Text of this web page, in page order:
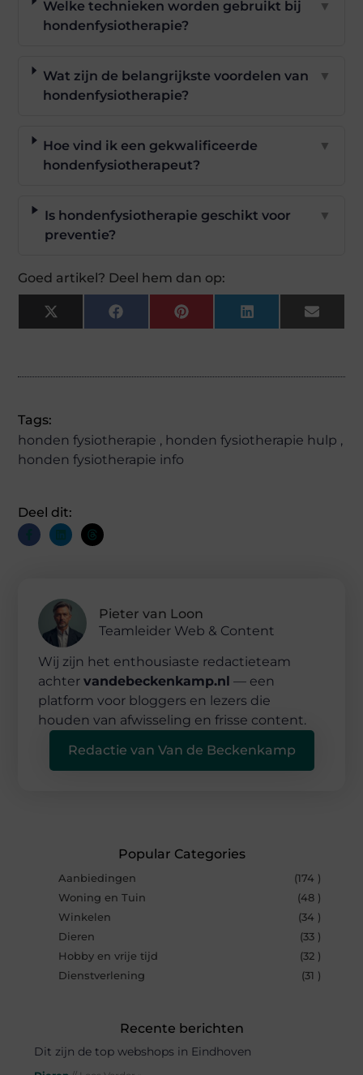
Welke technieken worden gebruikt bij
hondenfysiotherapie?
▼
Wat zijn de belangrijkste voordelen van
hondenfysiotherapie?
▼
Hoe vind ik een gekwalificeerde
hondenfysiotherapeut?
▼
Is hondenfysiotherapie geschikt voor
preventie?
▼
Goed artikel? Deel hem dan op:
X
(Twitter)
FacebookPinterestLinkedIn Email
Tags:
honden fysiotherapie , honden fysiotherapie hulp ,
honden fysiotherapie info
Deel dit:
Pieter van Loon
Teamleider Web & Content
Wij zijn het enthousiaste redactieteam
achtervandebeckenkamp.nl — een
platform voor bloggers en lezers die
houden van afwisseling en frisse content.
Redactie van Van de Beckenkamp
Popular Categories
Aanbiedingen
(174 )
Woning en Tuin
(48 )
Winkelen
(34 )
Dieren
(33 )
Hobby en vrije tijd
(32 )
Dienstverlening
(31 )
Recente berichten
Dit zijn de top webshops in Eindhoven